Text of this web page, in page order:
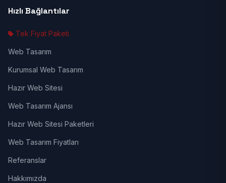
Hızlı Bağlantılar
Tek Fiyat Paketi
Web Tasarım
Kurumsal Web Tasarım
Hazır Web Sitesi
Web Tasarım Ajansı
Hazır Web Sitesi Paketleri
Web Tasarım Fiyatları
Referanslar
Hakkımızda